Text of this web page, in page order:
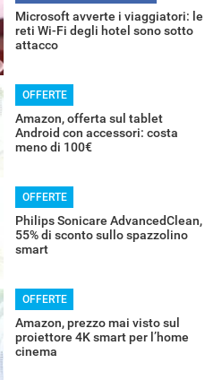
Microsoft avverte i viaggiatori: le
reti Wi-Fi degli hotel sono sotto
attacco
OFFERTE
Amazon, offerta sul tablet
Android con accessori: costa
meno di 100€
OFFERTE
Philips Sonicare AdvancedClean,
55% di sconto sullo spazzolino
smart
OFFERTE
Amazon, prezzo mai visto sul
proiettore 4K smart per l’home
cinema